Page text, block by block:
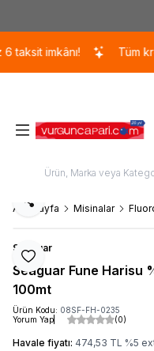
imkânı! Tüm kredi
Ana Sayfa Misinalar
Favoriye Ekle
Paylaş
Seaguar
Seaguar Fune Harisu
100mt
Ürün Kodu: 08SF-FH-0235
Yorum Yap
(0)
Havale fiyatı: 474,53 TL %5